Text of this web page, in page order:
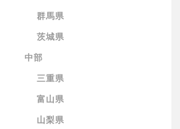
群馬県
茨城県
中部
三重県
富山県
山梨県